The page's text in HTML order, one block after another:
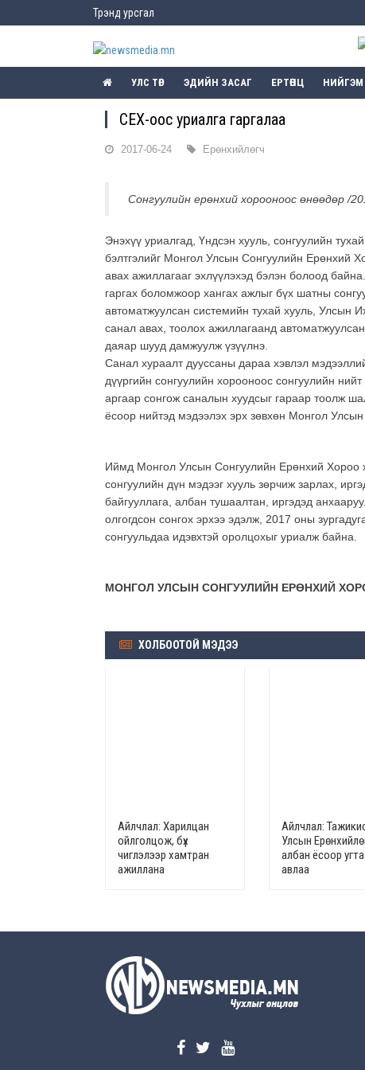
Трэнд урсгал
УЛС ТӨР ЭДИЙН ЗАСАГ ЕРТӨНЦ НИЙГЭМ
СЕХ-оос уриалга гаргалаа
2017-06-24 Ерөнхийлөгч
Сонгуулийн ерөнхий хорооноос өнөөдөр /
Энэхүү уриалгад, Үндсэн хууль, сонгуулийн
бэлтгэлийг Монгол Улсын Сонгуулийн Ерөнхий
авах ажиллагааг эхлүүлэхэд бэлэн болоод
гаргах боломжоор хангах ажлыг бүх шатны
автоматжуулсан системийн тухай хууль, Улсын
санал авах, тоолох ажиллагаанд
даяар шууд дамжуулж үзүүлнэ.
Санал хураалт дууссаны дараа хэвлэл
дүүргийн сонгуулийн хорооноос сонгуулийн
аргаар сонгож саналын хуудсыг гараар тоолж
ёсоор нийтэд мэдээлэх эрх зөвхөн Монгол
Иймд Монгол Улсын Сонгуулийн Ерөнхий Хороо
сонгуулийн дүн мэдээг хууль зөрчиж зарлах,
байгууллага, албан тушаалтан, иргэдэд
олгогдсон сонгох эрхээ эдэлж, 2017 оны
сонгуульдаа идэвхтэй оролцохыг уриалж байна.
МОНГОЛ УЛСЫН СОНГУУЛИЙН ЕРӨНХИЙ
ХОЛБООТОЙ МЭДЭЭ
Айлчлал: Харилцан
ойлголцож, бүх
чиглэлээр хамтран
ажиллана
Айлчлал:
Улсын
албан ёсоор
авлаа